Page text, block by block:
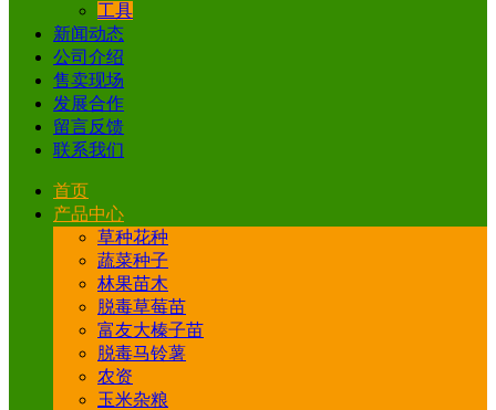
工具
新闻动态
公司介绍
售卖现场
发展合作
留言反馈
联系我们
首页
产品中心
草种花种
蔬菜种子
林果苗木
脱毒草莓苗
富友大榛子苗
脱毒马铃薯
农资
玉米杂粮